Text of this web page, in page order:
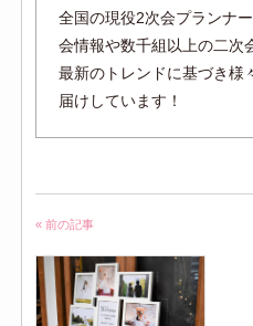
全国の現役2次会プランナ
会情報や数千組以上の二次
最新のトレンドに基づき様
届けしています！
« 前の記事